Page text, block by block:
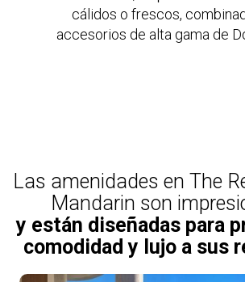
cálidos o frescos,
accesorios de alta gama de
Las amenidades en The
Mandarin son
y están diseñadas para
comodidad y lujo a sus